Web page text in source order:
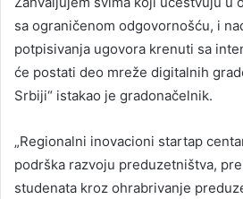
sa ograničenom odgovornošću, i
potpisivanja ugovora krenuti sa
će postati deo mreže digitalnih
Srbiji“ istakao je gradonačelnik.
„Regionalni inovacioni startap
podrška razvoju preduzetništva,
studenata kroz ohrabrivanje